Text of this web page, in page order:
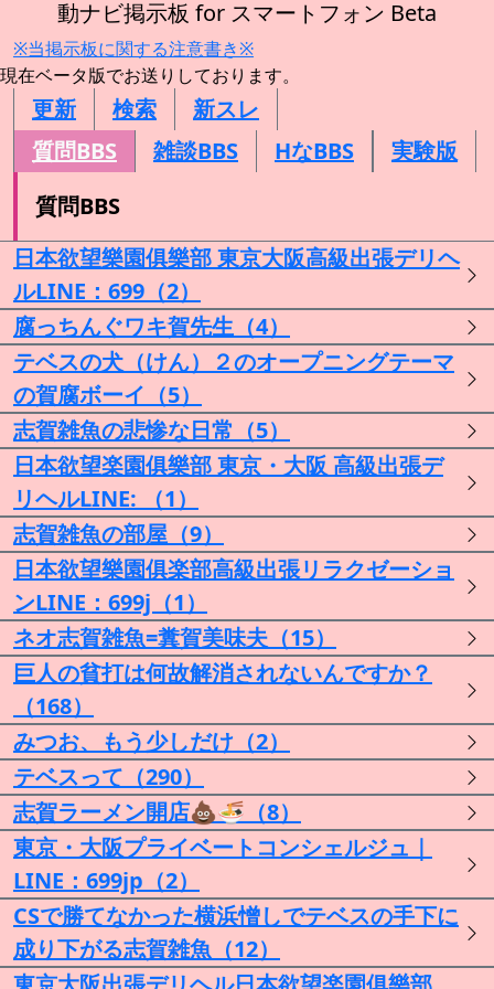
動ナビ掲示板 for スマートフォン Beta
※当掲示板に関する注意書き※
現在ベータ版でお送りしております。
更新 検索
新スレ
質問BBS
雑談BBS HなBBS
実験版
質問BBS
日本欲望樂園俱樂部 東京大阪高級出張デリヘ
ルLINE：699（2）
腐っちんぐワキ賀先生（4）
テベスの犬（けん）２のオープニングテーマ
の賀腐ボーイ（5）
志賀雑魚の悲惨な日常（5）
日本欲望楽園俱樂部 東京・大阪 高級出張デ
リヘルLINE: （1）
志賀雑魚の部屋（9）
日本欲望樂園俱楽部高級出張リラクゼーショ
ンLINE：699j（1）
ネオ志賀雑魚=糞賀美味夫（15）
巨人の貧打は何故解消されないんですか？
（168）
みつお、もう少しだけ（2）
テベスって（290）
志賀ラーメン開店💩🍜（8）
東京・大阪プライベートコンシェルジュ｜
LINE：699jp（2）
CSで勝てなかった横浜憎しでテベスの手下に
成り下がる志賀雑魚（12）